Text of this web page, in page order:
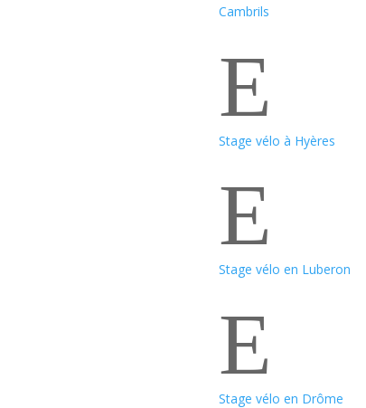
Cambrils
E
Stage vélo à Hyères
E
Stage vélo en Luberon
E
Stage vélo en Drôme